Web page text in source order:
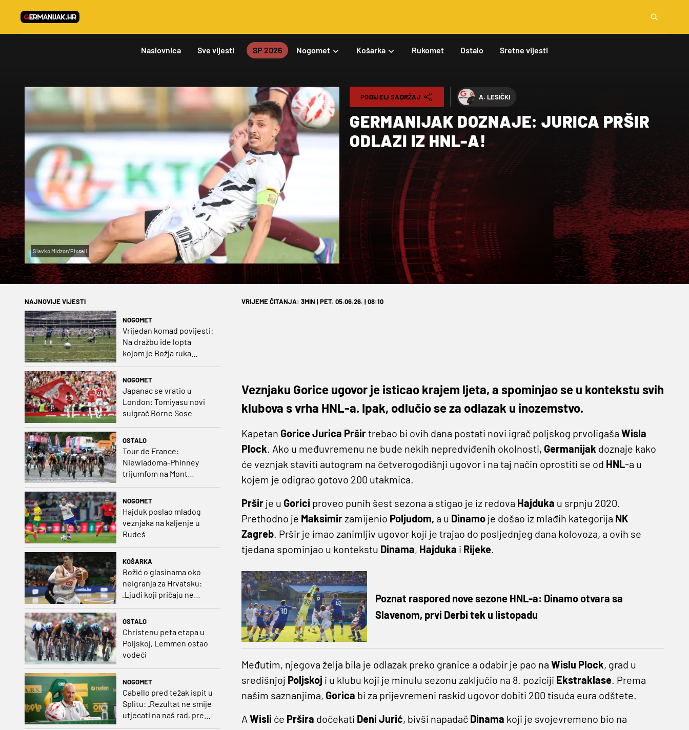
Naslovnica Sve vijesti SP 2026 Nogomet Košarka Rukomet Ostalo Sretne vijesti
Slavko Midzor/Pixsell
PODIJELI SADRŽAJ A. LESIČKI
GERMANIJAK DOZNAJE: JURICA PRŠIR
ODLAZI IZ HNL-A!
NAJNOVIJE VIJESTI
NOGOMET
Vrijedan komad povijesti:
Na dražbu ide lopta
kojom je Božja ruka
NOGOMET
Japanac se vratio u
London: Tomiyasu novi
suigrač Borne Sose
OSTALO
Tour de France:
Niewiadoma-Phinney
trijumfom na Mont
Ventoux preuzela žutu
NOGOMET
Hajduk poslao mladog
veznjaka na kaljenje u
Rudeš
KOŠARKA
Božić o glasinama oko
neigranja za Hrvatsku:
„Ljudi koji pričaju ne
dušebrižnika“
OSTALO
Christenu peta etapa u
Poljskoj, Lemmen ostao
vodeći
NOGOMET
Cabello pred težak ispit u
Splitu: „Rezultat ne smije
utjecati na naš rad, pred
nama je dugo prvenstvo“
VRIJEME ČITANJA: 3MIN | PET. 05.06.26. | 08:10
Veznjaku Gorice ugovor je isticao krajem ljeta, a spominjao se u kontekstu svih
klubova s vrha HNL-a. Ipak, odlučio se za odlazak u inozemstvo.
Kapetan Gorice Jurica Prširtrebao bi ovih dana postati novi igrač poljskog prvoligaša Wisla
Plock. Ako u međuvremenu ne bude nekih nepredviđenih okolnosti, Germanijak doznaje kako
će veznjak staviti autogram na četverogodišnji ugovor i na taj način oprostiti se od HNL-a u
kojem je odigrao gotovo 200 utakmica.
Prširje u Gorici proveo punih šest sezona a stigao je iz redova Hajduka u srpnju 2020.
Prethodno je Maksimirzamijenio Poljudom, a u Dinamoje došao iz mlađih kategorija NK
Zagreb. Pršir je imao zanimljiv ugovor koji je trajao do posljednjeg dana kolovoza, a ovih se
tjedana spominjao u kontekstu Dinama, Hajduka i Rijeke.
Poznat raspored nove sezone HNL-a: Dinamo otvara sa
Slavenom, prvi Derbi tek u listopadu
Međutim, njegova želja bila je odlazak preko granice a odabir je pao na Wislu Plock, grad u
središnjoj Poljskoj i u klubu koji je minulu sezonu zaključio na 8. poziciji Ekstraklase. Prema
našim saznanjima, Gorica bi za prijevremeni raskid ugovor dobiti 200 tisuća eura odštete.
A Wisli će Pršira dočekati Deni Jurić, bivši napadač Dinama koji je svojevremeno bio na